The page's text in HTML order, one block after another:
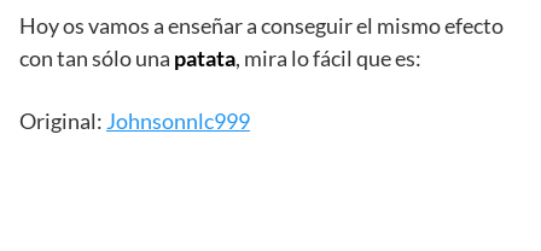
Hoy os vamos a enseñar a conseguir el mismo efecto
con tan sólo una patata, mira lo fácil que es:
Original: Johnsonnlc999